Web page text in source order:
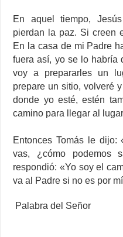
En aquel tiempo,
pierdan la paz. Si creen
En la casa de mi Padre
fuera así, yo se lo habría
voy a prepararles un
prepare un sitio, volveré
donde yo esté, estén
camino para llegar al
Entonces Tomás le dijo:
vas, ¿cómo podemos
respondió: «Yo soy el
va al Padre si no es por
Palabra del Señor